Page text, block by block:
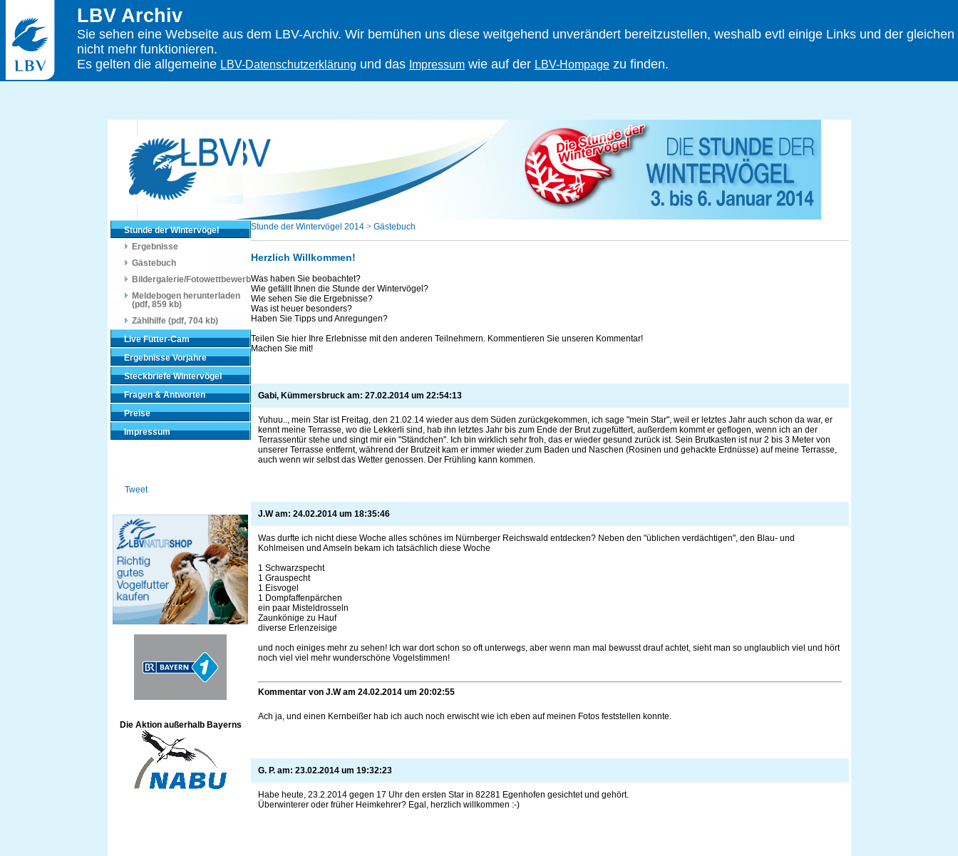
LBV Archiv
Sie sehen eine Webseite aus dem LBV-Archiv. Wir bemühen uns diese weitgehend unverändert bereitzustellen, weshalb evtl einige Links und der gleichen
nicht mehr funktionieren.
Es gelten die allgemeine LBV-Datenschutzerklärung und das Impressum wie auf der LBV-Hompage zu finden.
Stunde der Wintervögel
Ergebnisse
Gästebuch
Bildergalerie/Fotowettbewerb
Meldebogen herunterladen
(pdf, 859 kb)
Zählhilfe (pdf, 704 kb)
Live Fütter-Cam
Ergebnisse Vorjahre
Steckbriefe Wintervögel
Fragen & Antworten
Preise
Impressum
Tweet
Die Aktion außerhalb Bayerns
Stunde der Wintervögel 2014> Gästebuch
Herzlich Willkommen!
Was haben Sie beobachtet?
Wie gefällt Ihnen die Stunde der Wintervögel?
Wie sehen Sie die Ergebnisse?
Was ist heuer besonders?
Haben Sie Tipps und Anregungen?
Teilen Sie hier Ihre Erlebnisse mit den anderen Teilnehmern. Kommentieren Sie unseren Kommentar!
Machen Sie mit!
Gabi, Kümmersbruck am: 27.02.2014um 22:54:13
Yuhuu.., mein Star ist Freitag, den 21.02.14 wieder aus dem Süden zurückgekommen, ich sage "mein Star", weil er letztes Jahr auch schon da war, er
kennt meine Terrasse, wo die Lekkerli sind, hab ihn letztes Jahr bis zum Ende der Brut zugefüttert, außerdem kommt er geflogen, wenn ich an der
Terrassentür stehe und singt mir ein "Ständchen". Ich bin wirklich sehr froh, das er wieder gesund zurück ist. Sein Brutkasten ist nur 2 bis 3 Meter von
unserer Terrasse entfernt, während der Brutzeit kam er immer wieder zum Baden und Naschen (Rosinen und gehackte Erdnüsse) auf meine Terrasse,
auch wenn wir selbst das Wetter genossen. Der Frühling kann kommen.
J.W am: 24.02.2014um 18:35:46
Was durfte ich nicht diese Woche alles schönes im Nürnberger Reichswald entdecken? Neben den "üblichen verdächtigen", den Blau- und
Kohlmeisen und Amseln bekam ich tatsächlich diese Woche
1 Schwarzspecht
1 Grauspecht
1 Eisvogel
1 Dompfaffenpärchen
ein paar Misteldrosseln
Zaunkönige zu Hauf
diverse Erlenzeisige
und noch einiges mehr zu sehen! Ich war dort schon so oft unterwegs, aber wenn man mal bewusst drauf achtet, sieht man so unglaublich viel und hört
noch viel viel mehr wunderschöne Vogelstimmen!
Kommentar von J.W am 24.02.2014um 20:02:55
Ach ja, und einen Kernbeißer hab ich auch noch erwischt wie ich eben auf meinen Fotos feststellen konnte.
G. P. am: 23.02.2014um 19:32:23
Habe heute, 23.2.2014 gegen 17 Uhr den ersten Star in 82281 Egenhofen gesichtet und gehört.
Überwinterer oder früher Heimkehrer? Egal, herzlich willkommen :-)